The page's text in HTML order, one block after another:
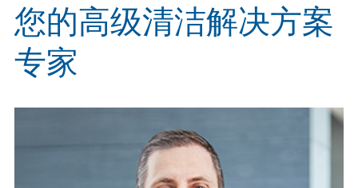
您的高级清洁解决方案
专家